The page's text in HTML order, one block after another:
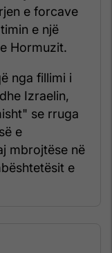
e forcave
e një
Hormuzit.
nga fillimi i
Izraelin,
se rruga
e
mbrojtëse në
e